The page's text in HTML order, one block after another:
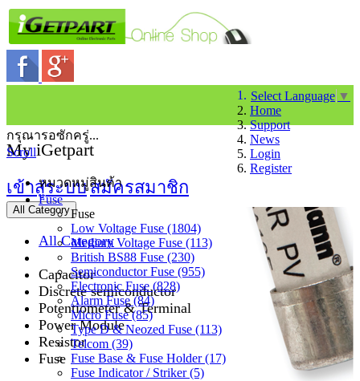
Select Language ▼
Home
Support
News
Login
Register
My iGetpart
เข้าสู่ระบบสมัครสมาชิก
All Category
All Category
Capacitor
Discrete semiconductor
Potentiometer & Terminal
Power Module
Resistor
Fuse
กรุณารอซักครู่...
Scroll
หมวดหมู่สินค้า
Fuse
Fuse
Low Voltage Fuse (1804)
Medium Voltage Fuse (113)
British BS88 Fuse (230)
Semiconductor Fuse (955)
Electronic Fuse (828)
Alarm Fuse (84)
Micro Fuse (85)
Type D & Neozed Fuse (113)
Telcom (39)
Fuse Base & Fuse Holder (17)
Fuse Indicator / Striker (5)